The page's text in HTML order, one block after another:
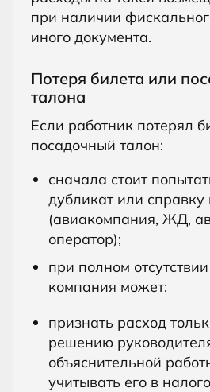
при наличии
иного документа.
Потеря билета или
талона
Если работник потерял
посадочный талон:
сначала стоит
дубликат или справку
(авиакомпания, ЖД,
оператор);
при полном
компания может:
признать расход
решению
объяснительной
учитывать его в